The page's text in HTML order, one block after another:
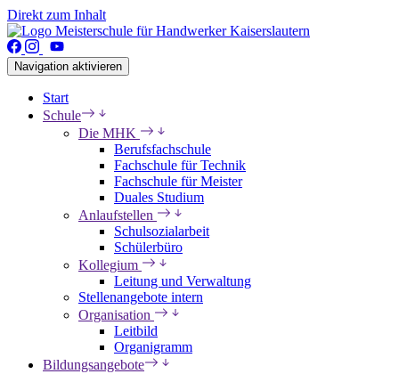
Direkt zum Inhalt
Navigation aktivieren
Start
Schule
Die MHK
Berufsfachschule
Fachschule für Technik
Fachschule für Meister
Duales Studium
Anlaufstellen
Schulsozialarbeit
Schülerbüro
Kollegium
Leitung und Verwaltung
Stellenangebote intern
Organisation
Leitbild
Organigramm
Bildungsangebote